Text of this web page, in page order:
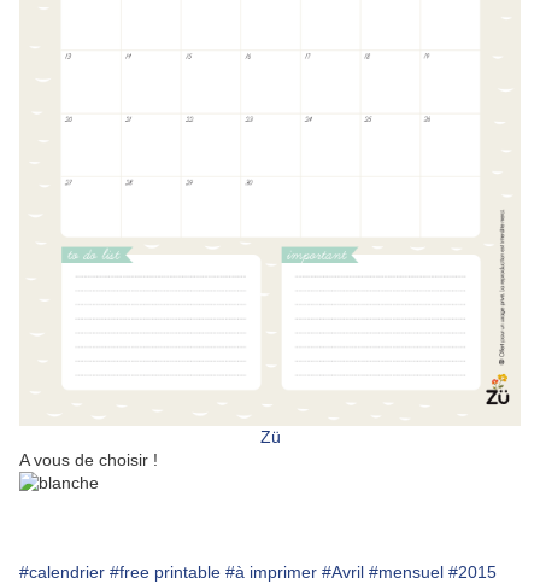
Zü
A vous de choisir !
#calendrier #free printable #à imprimer #Avril #mensuel #2015